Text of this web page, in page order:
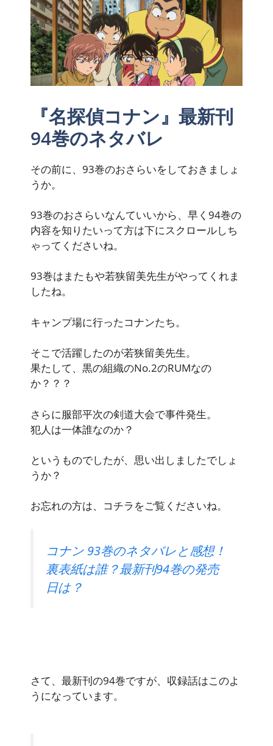
『名探偵コナン』最新刊
94巻のネタバレ
その前に、93巻のおさらいをしておきましょ
うか。
93巻のおさらいなんていいから、早く94巻の
内容を知りたいって方は下にスクロールしち
ゃってくださいね。
93巻はまたもや若狭留美先生がやってくれま
したね。
キャンプ場に行ったコナンたち。
そこで活躍したのが若狭留美先生。
果たして、黒の組織のNo.2のRUMなの
か？？？
さらに服部平次の剣道大会で事件発生。
犯人は一体誰なのか？
というものでしたが、思い出しましたでしょ
うか？
お忘れの方は、コチラをご覧くださいね。
コナン 93巻のネタバレと感想！
裏表紙は誰？最新刊94巻の発売
日は？
さて、最新刊の94巻ですが、収録話はこのよ
うになっています。